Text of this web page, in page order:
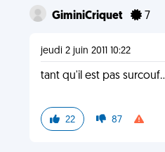
GiminiCriquet 7
jeudi 2 juin 2011 10:22
tant qu'il est pas
22 87